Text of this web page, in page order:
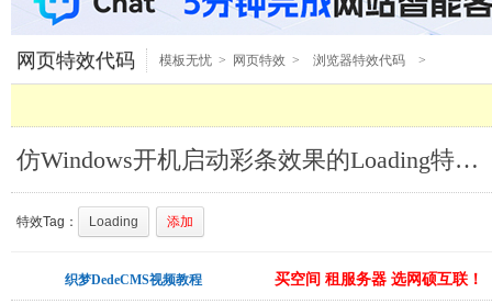
网页特效代码 模板无忧 > 网页特效 > 浏览器特效代码 >
仿Windows开机启动彩条效果的Loading特效_浏览器特效
特效Tag： Loading 添加
织梦DedeCMS视频教程 买空间 租服务器 选网硕互联！